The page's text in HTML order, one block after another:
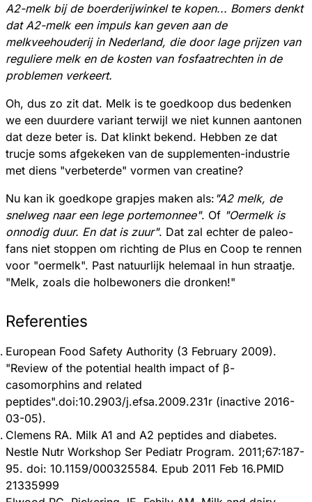
A2-melk bij de boerderijwinkel te kopen... Bomers denkt
dat A2-melk een impuls kan geven aan de
melkveehouderij in Nederland, die door lage prijzen van
reguliere melk en de kosten van fosfaatrechten in de
problemen verkeert.
Oh, dus zo zit dat. Melk is te goedkoop dus bedenken
we een duurdere variant terwijl we niet kunnen aantonen
dat deze beter is. Dat klinkt bekend. Hebben ze dat
trucje soms afgekeken van de supplementen-industrie
met diens "verbeterde" vormen van creatine?
Nu kan ik goedkope grapjes maken als: "A2 melk, de
snelweg naar een lege portemonnee". Of "Oermelk is
onnodig duur. En dat is zuur". Dat zal echter de paleo-
fans niet stoppen om richting de Plus en Coop te rennen
voor "oermelk". Past natuurlijk helemaal in hun straatje.
"Melk, zoals die holbewoners die dronken!"
Referenties
European Food Safety Authority (3 February 2009).
"Review of the potential health impact of β-
casomorphins and related
peptides".doi:10.2903/j.efsa.2009.231r (inactive 2016-
03-05).
Clemens RA. Milk A1 and A2 peptides and diabetes.
Nestle Nutr Workshop Ser Pediatr Program. 2011;67:187-
95. doi: 10.1159/000325584. Epub 2011 Feb 16.PMID
21335999